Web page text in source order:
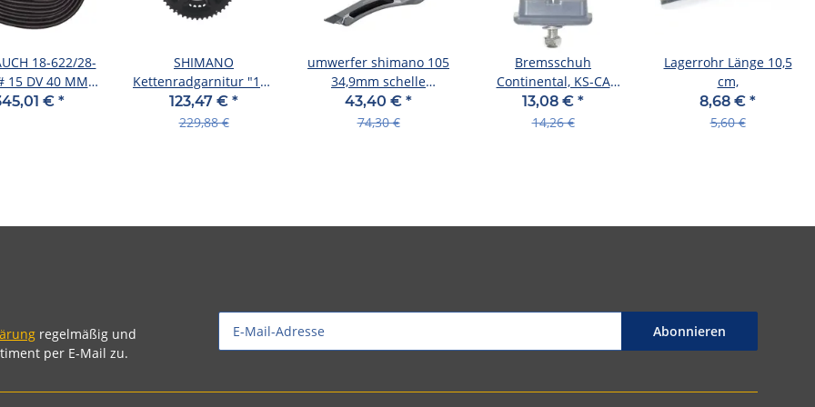
18-622/28-
15 DV 40 MM
LOSE€ *
SHIMANO
Kettenradgarnitur "105
FC-RS510" 2-fach, H 36 /
46 Zähne,
123,47 € *
229,88 €
umwerfer shimano 105
34,9mm schelle
fdr7000bll, 2x11-fach,
schwarz
43,40 € *
74,30 €
Bremsschuh
Continental, KS-CA
grey, Kool-Stop, T8-105
13,08 € *
14,26 €
Lagerrohr Länge 10,5
cm,
8,68 € *
5,60 €
regelmäßig und
per E-Mail zu.
Abonnieren